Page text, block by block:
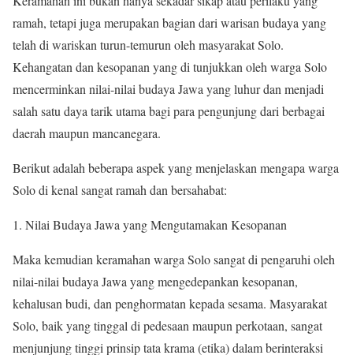
ramah, tetapi juga merupakan bagian dari warisan budaya yang
telah di wariskan turun-temurun oleh masyarakat Solo.
Kehangatan dan kesopanan yang di tunjukkan oleh warga Solo
mencerminkan nilai-nilai budaya Jawa yang luhur dan menjadi
salah satu daya tarik utama bagi para pengunjung dari berbagai
daerah maupun mancanegara.
Berikut adalah beberapa aspek yang menjelaskan mengapa warga
Solo di kenal sangat ramah dan bersahabat:
Nilai Budaya Jawa yang Mengutamakan Kesopanan
Maka kemudian keramahan warga Solo sangat di pengaruhi oleh
nilai-nilai budaya Jawa yang mengedepankan kesopanan,
kehalusan budi, dan penghormatan kepada sesama. Masyarakat
Solo, baik yang tinggal di pedesaan maupun perkotaan, sangat
menjunjung tinggi prinsip tata krama (etika) dalam berinteraksi